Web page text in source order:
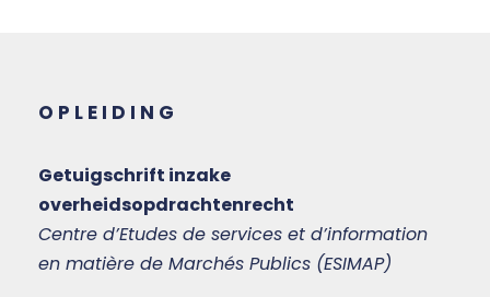
OPLEIDING
Getuigschrift inzake
overheidsopdrachtenrecht
Centre d’Etudes de services et d’information
en matière de Marchés Publics (ESIMAP)